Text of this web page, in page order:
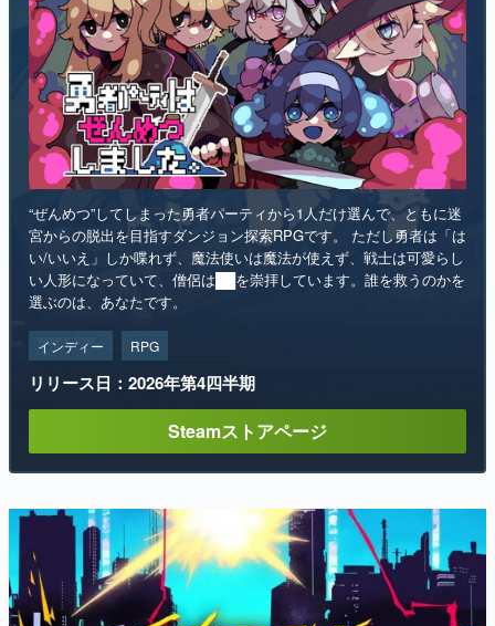
“ぜんめつ”してしまった勇者パーティから1人だけ選んで、ともに迷
宮からの脱出を目指すダンジョン探索RPGです。 ただし勇者は「は
い/いいえ」しか喋れず、魔法使いは魔法が使えず、戦士は可愛らし
い人形になっていて、僧侶は██を崇拝しています。誰を救うのかを
選ぶのは、あなたです。
インディー RPG
リリース日：2026年第4四半期
Steamストアページ